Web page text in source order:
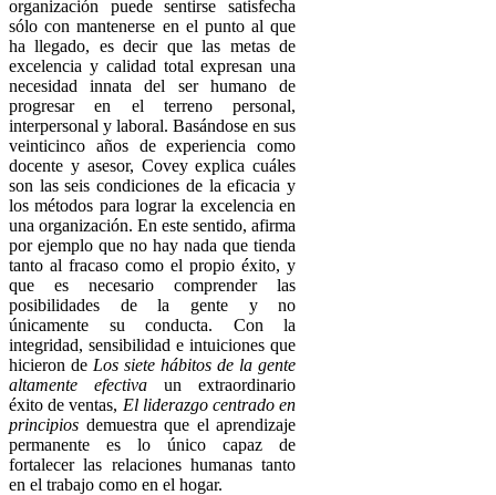
organización puede sentirse satisfecha
sólo con mantenerse en el punto al que
ha llegado, es decir que las metas de
excelencia y calidad total expresan una
necesidad innata del ser humano de
progresar en el terreno personal,
interpersonal y laboral. Basándose en sus
veinticinco años de experiencia como
docente y asesor, Covey explica cuáles
son las seis condiciones de la eficacia y
los métodos para lograr la excelencia en
una organización. En este sentido, afirma
por ejemplo que no hay nada que tienda
tanto al fracaso como el propio éxito, y
que es necesario comprender las
posibilidades de la gente y no
únicamente su conducta. Con la
integridad, sensibilidad e intuiciones que
hicieron de Los siete hábitos de la gente
altamente efectiva un extraordinario
éxito de ventas, El liderazgo centrado en
principios demuestra que el aprendizaje
permanente es lo único capaz de
fortalecer las relaciones humanas tanto
en el trabajo como en el hogar.